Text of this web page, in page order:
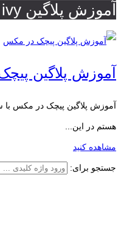
آموزش پلاگین ivy
آموزش پلاگین
آموزش پلاگین پیچک در مکس با
هستم در این...
مشاهده کنید
جستجو برای: